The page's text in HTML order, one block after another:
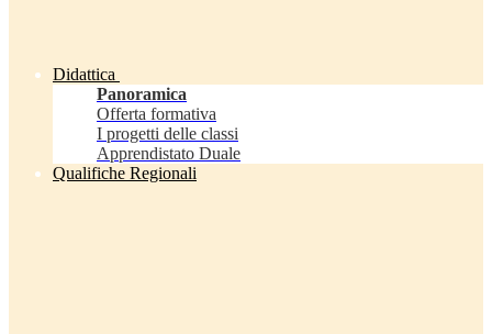
Didattica
Panoramica
Offerta formativa
I progetti delle classi
Apprendistato Duale
Qualifiche Regionali